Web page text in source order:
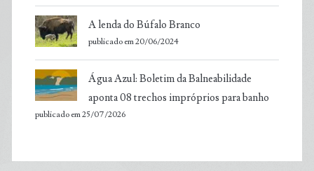
A lenda do Búfalo Branco
publicado em 20/06/2024
Água Azul: Boletim da Balneabilidade
aponta 08 trechos impróprios para banho
publicado em 25/07/2026